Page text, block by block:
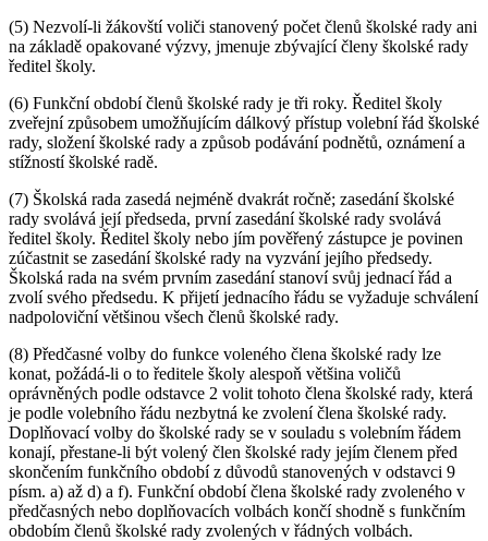
(5) Nezvolí-li žákovští voliči stanovený počet členů školské rady ani
na základě opakované výzvy, jmenuje zbývající členy školské rady
ředitel školy.
(6) Funkční období členů školské rady je tři roky. Ředitel školy
zveřejní způsobem umožňujícím dálkový přístup volební řád školské
rady, složení školské rady a způsob podávání podnětů, oznámení a
stížností školské radě.
(7) Školská rada zasedá nejméně dvakrát ročně; zasedání školské
rady svolává její předseda, první zasedání školské rady svolává
ředitel školy. Ředitel školy nebo jím pověřený zástupce je povinen
zúčastnit se zasedání školské rady na vyzvání jejího předsedy.
Školská rada na svém prvním zasedání stanoví svůj jednací řád a
zvolí svého předsedu. K přijetí jednacího řádu se vyžaduje schválení
nadpoloviční většinou všech členů školské rady.
(8) Předčasné volby do funkce voleného člena školské rady lze
konat, požádá-li o to ředitele školy alespoň většina voličů
oprávněných podle odstavce 2 volit tohoto člena školské rady, která
je podle volebního řádu nezbytná ke zvolení člena školské rady.
Doplňovací volby do školské rady se v souladu s volebním řádem
konají, přestane-li být volený člen školské rady jejím členem před
skončením funkčního období z důvodů stanovených v odstavci 9
písm. a) až d) a f). Funkční období člena školské rady zvoleného v
předčasných nebo doplňovacích volbách končí shodně s funkčním
obdobím členů školské rady zvolených v řádných volbách.